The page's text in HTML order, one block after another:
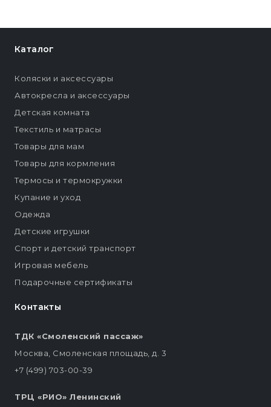
Контакты
ТДК «Смоленский пассаж»
Москва, Смоленская площадь, д. 3
+7 (499) 703-00-39
ТРЦ «РИО» Ленинский
Каталог
Коляски и аксессуары
Автокресла и аксессуары
Детская комната
Текстиль и матрасы
Товары для мам
Товары для кормления
Термосы и термокружки
Купание и уход
Одежда
Детские игрушки
Спорт и детский транспорт
Игровая мебель
Подарочные сертификаты